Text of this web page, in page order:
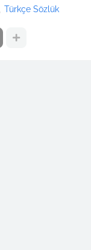
Türkçe Sözlük